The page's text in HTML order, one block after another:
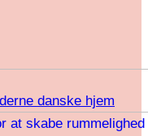
danske hjem